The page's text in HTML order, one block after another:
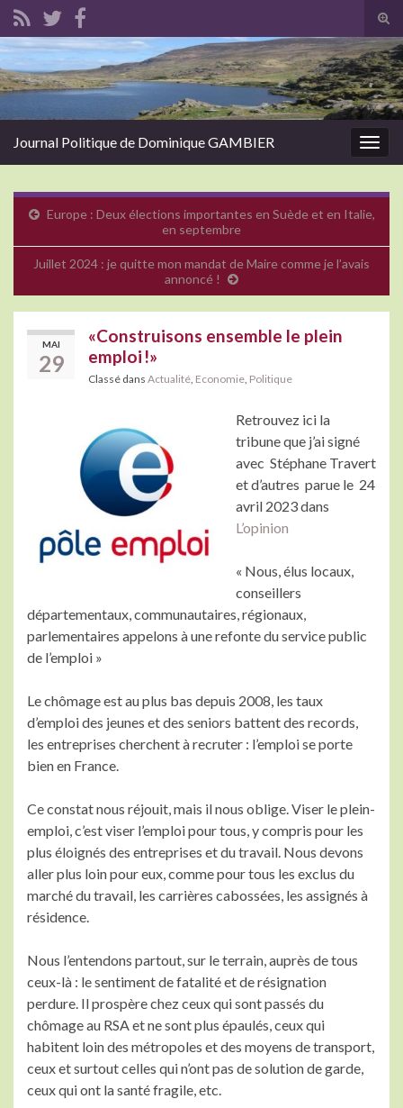
Search for:
Journal Politique de Dominique GAMBIER
Europe : Deux élections importantes en Suède et en Italie,
en septembre
Juillet 2024 : je quitte mon mandat de Maire comme je l’avais
annoncé !
MAI
29
«Construisons ensemble le plein
emploi !»
Classé dans Actualité Economie Politique
Retrouvez ici la
tribune que j’ai signé
avec Stéphane Travert
et d’autres parue le 24
avril 2023 dans
L’opinion
« Nous, élus locaux,
conseillers
départementaux, communautaires, régionaux,
parlementaires appelons à une refonte du service public
de l’emploi »
Le chômage est au plus bas depuis 2008, les taux
d’emploi des jeunes et des seniors battent des records,
les entreprises cherchent à recruter : l’emploi se porte
bien en France.
Ce constat nous réjouit, mais il nous oblige. Viser le plein-
emploi, c’est viser l’emploi pour tous, y compris pour les
plus éloignés des entreprises et du travail. Nous devons
aller plus loin pour eux, comme pour tous les exclus du
marché du travail, les carrières cabossées, les assignés à
résidence.
Nous l’entendons partout, sur le terrain, auprès de tous
ceux-là : le sentiment de fatalité et de résignation
perdure. Il prospère chez ceux qui sont passés du
chômage au RSA et ne sont plus épaulés, ceux qui
habitent loin des métropoles et des moyens de transport,
ceux et surtout celles qui n’ont pas de solution de garde,
ceux qui ont la santé fragile, etc.